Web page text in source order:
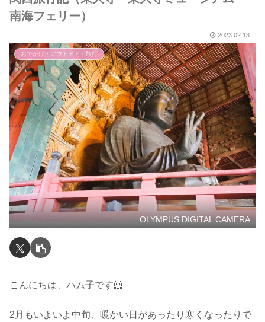
南海フェリー）
2023.02.13
おでかけ・アウトドア・旅行
OLYMPUS DIGITAL CAMERA
こんにちは、ハム子です🐹
2月もいよいよ中旬、暖かい日があったり寒くなったりで